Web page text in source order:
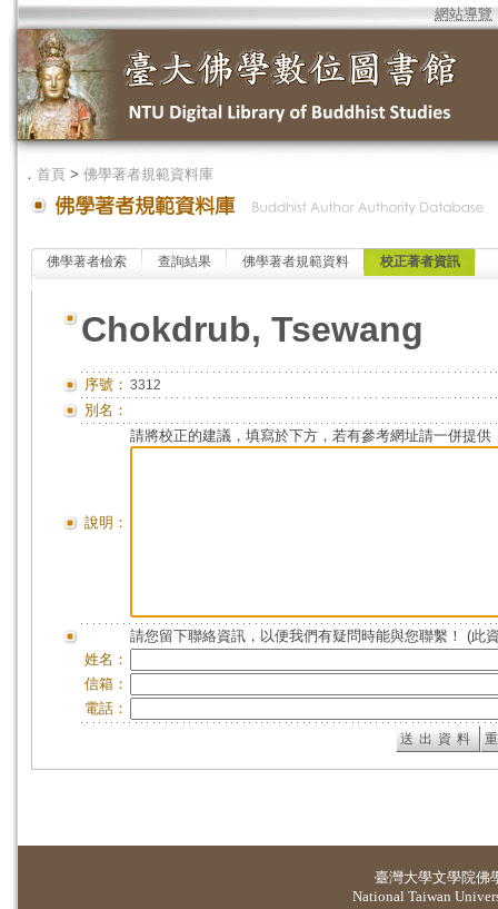
網站導覽
． 首頁 > 佛學著者規範資料庫
佛學著者檢索 查詢結果 佛學著者規範資料 校正著者資訊
Chokdrub, Tsewang
序號： 3312
別名：
說明：
請將校正的建議，填寫於下方，若有參考網址請一併提供
請您留下聯絡資訊，以便我們有疑問時能與您聯繫！ (此
姓名：
信箱：
電話：
臺灣大學文學院佛
National Taiwan